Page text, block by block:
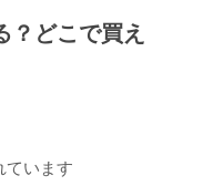
？どこで買え
ています